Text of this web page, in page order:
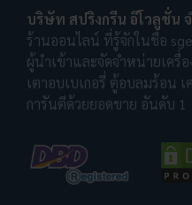
บริษัท สปริงกรีน อีโวลูชั่น
ร้านออนไลน์ ที่รู้จักในชื่อ
ผู้นำเข้าและจัดจำหน่ายเครื่
เตาอบเบเกอรี่ ตู้อบลมร้อน
การันตีด้วยยอดขาย อันดับ 1